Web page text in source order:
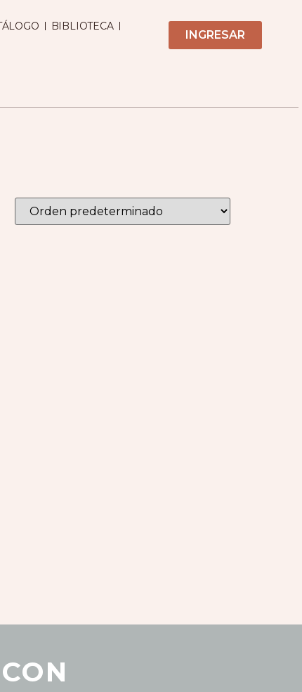
BIBLIOTECA
INGRESAR